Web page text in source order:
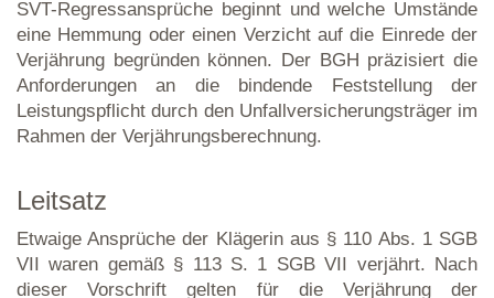
SVT-Regressansprüche beginnt und welche Umstände
eine Hemmung oder einen Verzicht auf die Einrede der
Verjährung begründen können. Der BGH präzisiert die
Anforderungen an die bindende Feststellung der
Leistungspflicht durch den Unfallversicherungsträger im
Rahmen der Verjährungsberechnung.
Leitsatz
Etwaige Ansprüche der Klägerin aus § 110 Abs. 1 SGB
VII waren gemäß § 113 S. 1 SGB VII verjährt. Nach
dieser Vorschrift gelten für die Verjährung der